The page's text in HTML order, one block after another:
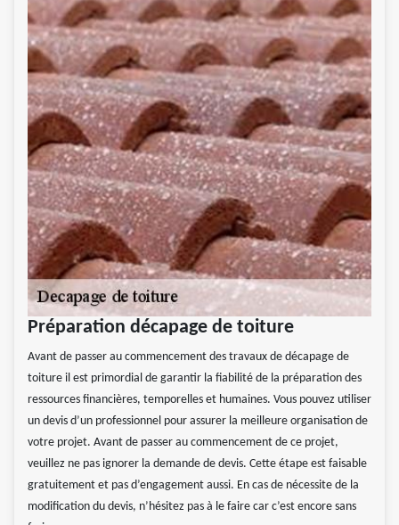
Préparation décapage de toiture
Avant de passer au commencement des travaux de décapage de
toiture il est primordial de garantir la fiabilité de la préparation des
ressources financières, temporelles et humaines. Vous pouvez utiliser
un devis d’un professionnel pour assurer la meilleure organisation de
votre projet. Avant de passer au commencement de ce projet,
veuillez ne pas ignorer la demande de devis. Cette étape est faisable
gratuitement et pas d’engagement aussi. En cas de nécessite de la
modification du devis, n’hésitez pas à le faire car c’est encore sans